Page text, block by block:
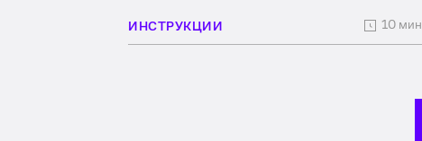
ИНСТРУКЦИИ 10 мин